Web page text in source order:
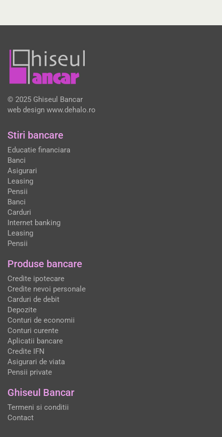
© 2025 Ghiseul Bancar
web design www.dehalo.ro
Stiri bancare
Educatie financiara
Banci
Asigurari
Leasing
Pensii
Banci
Carduri
Internet banking
Leasing
Pensii
Produse bancare
Credite ipotecare
Credite nevoi personale
Carduri de debit
Depozite
Conturi de economii
Conturi curente
Aplicatii bancare
Credite IFN
Asigurari de viata
Pensii private
Ghiseul Bancar
Termeni si conditii
Contact